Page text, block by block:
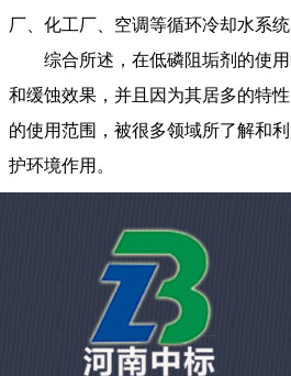
厂、化工厂、空调等循环冷却水系统
综合所述，在低磷阻垢剂 的使
和缓蚀效果，并且因为其居多的特
的使用范围，被很多领域所了解和
护环境作用。